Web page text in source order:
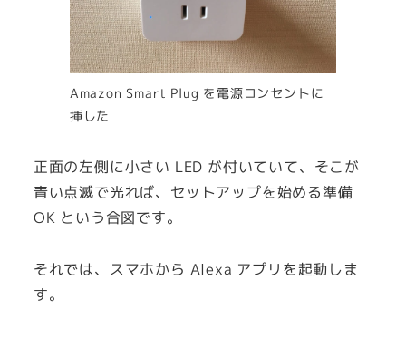
Amazon Smart Plug を電源コンセントに
挿した
正面の左側に小さい LED が付いていて、そこが
青い点滅で光れば、セットアップを始める準備
OK という合図です。
それでは、スマホから Alexa アプリを起動しま
す。